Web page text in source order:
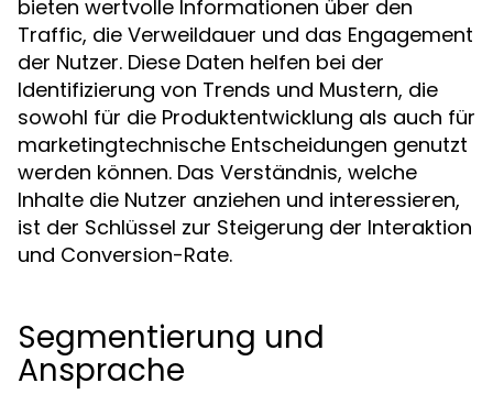
bieten wertvolle Informationen über den
Traffic, die Verweildauer und das Engagement
der Nutzer. Diese Daten helfen bei der
Identifizierung von Trends und Mustern, die
sowohl für die Produktentwicklung als auch für
marketingtechnische Entscheidungen genutzt
werden können. Das Verständnis, welche
Inhalte die Nutzer anziehen und interessieren,
ist der Schlüssel zur Steigerung der Interaktion
und Conversion-Rate.
Segmentierung und
Ansprache